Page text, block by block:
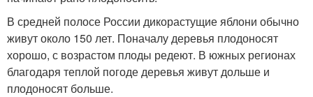
В средней полосе России дикорастущие яблони обычно
живут около 150 лет. Поначалу деревья плодоносят
хорошо, с возрастом плоды редеют. В южных регионах
благодаря теплой погоде деревья живут дольше и
плодоносят больше.